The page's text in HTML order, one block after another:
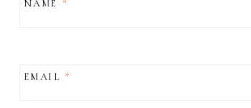
NAME *
EMAIL*